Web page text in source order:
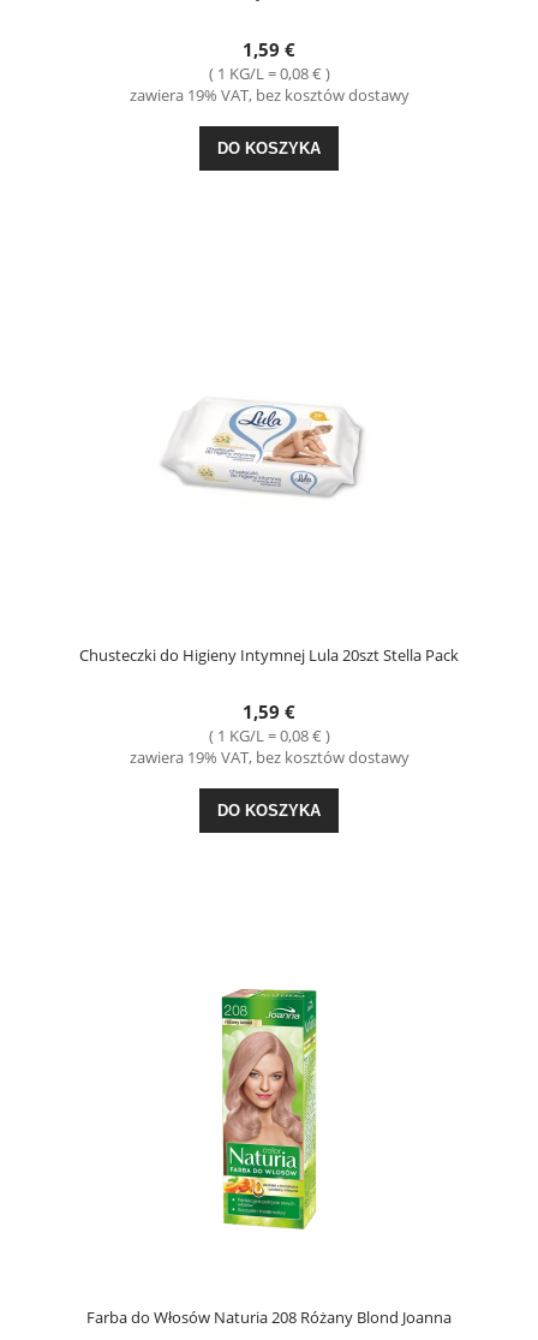
1,59 €
( 1 KG/L = 0,08 € )
zawiera 19% VAT, bez kosztów dostawy
DO KOSZYKA
Chusteczki do Higieny Intymnej Lula 20szt Stella Pack
1,59 €
( 1 KG/L = 0,08 € )
zawiera 19% VAT, bez kosztów dostawy
DO KOSZYKA
Farba do Włosów Naturia 208 Różany Blond Joanna